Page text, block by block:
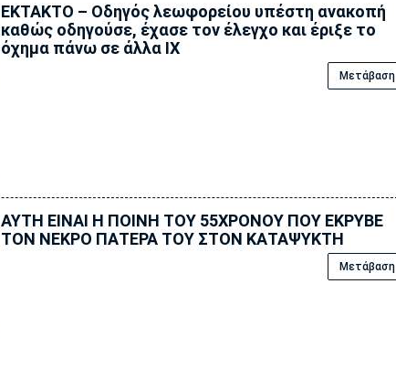
ΕΚΤΑΚΤΟ – Οδηγός λεωφορείου υπέστη ανακοπή
καθώς οδηγούσε, έχασε τον έλεγχο και έριξε το
όχημα πάνω σε άλλα ΙΧ
Μετάβαση
ΑΥΤΗ ΕΙΝΑΙ Η ΠΟΙΝΗ ΤΟΥ 55ΧΡΟΝΟΥ ΠΟΥ ΕΚΡΥΒΕ
ΤΟΝ ΝΕΚΡΟ ΠΑΤΕΡΑ ΤΟΥ ΣΤΟΝ ΚΑΤΑΨΥΚΤΗ
Μετάβαση